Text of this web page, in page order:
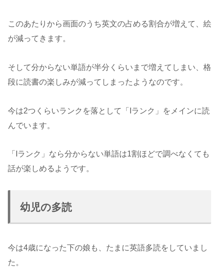
このあたりから画面のうち英文の占める割合が増えて、絵
が減ってきます。
そして分からない単語が半分くらいまで増えてしまい、格
段に読書の楽しみが減ってしまったようなのです。
今は2つくらいランクを落として「Iランク」をメインに読
んでいます。
「Iランク」なら分からない単語は1割ほどで調べなくても
話が楽しめるようです。
幼児の多読
今は4歳になった下の娘も、たまに英語多読をしていまし
た。